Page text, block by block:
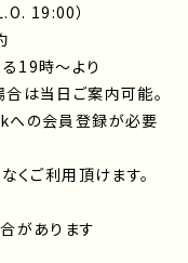
）
19時～より
は当日ご案内可能。
の会員登録が必要
くご利用頂けます。
があります